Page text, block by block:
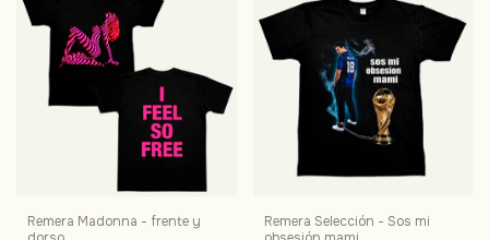
Remera Madonna - frente y
Remera Selección - Sos mi